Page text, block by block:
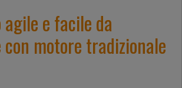
e facile da
motore tradizionale